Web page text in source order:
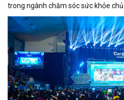
trong ngành chăm sóc sức khỏe
dựng một mô hình quản trị mang